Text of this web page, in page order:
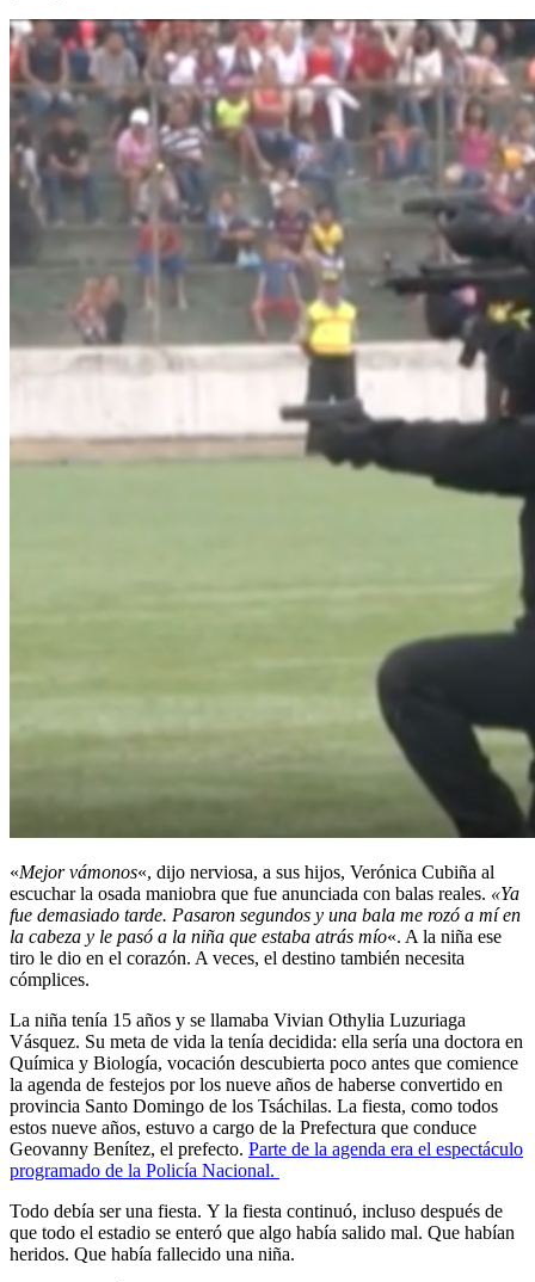
«Mejor vámonos«, dijo nerviosa, a sus hijos, Verónica Cubiña al
escuchar la osada maniobra que fue anunciada con balas reales. «Ya
fue demasiado tarde. Pasaron segundos y una bala me rozó a mí en
la cabeza y le pasó a la niña que estaba atrás mío«. A la niña ese
tiro le dio en el corazón. A veces, el destino también necesita
cómplices.
La niña tenía 15 años y se llamaba Vivian Othylia Luzuriaga
Vásquez. Su meta de vida la tenía decidida: ella sería una doctora en
Química y Biología, vocación descubierta poco antes que comience
la agenda de festejos por los nueve años de haberse convertido en
provincia Santo Domingo de los Tsáchilas. La fiesta, como todos
estos nueve años, estuvo a cargo de la Prefectura que conduce
Geovanny Benítez, el prefecto. Parte de la agenda era el espectáculo
programado de la Policía Nacional.
Todo debía ser una fiesta. Y la fiesta continuó, incluso después de
que todo el estadio se enteró que algo había salido mal. Que habían
heridos. Que había fallecido una niña.